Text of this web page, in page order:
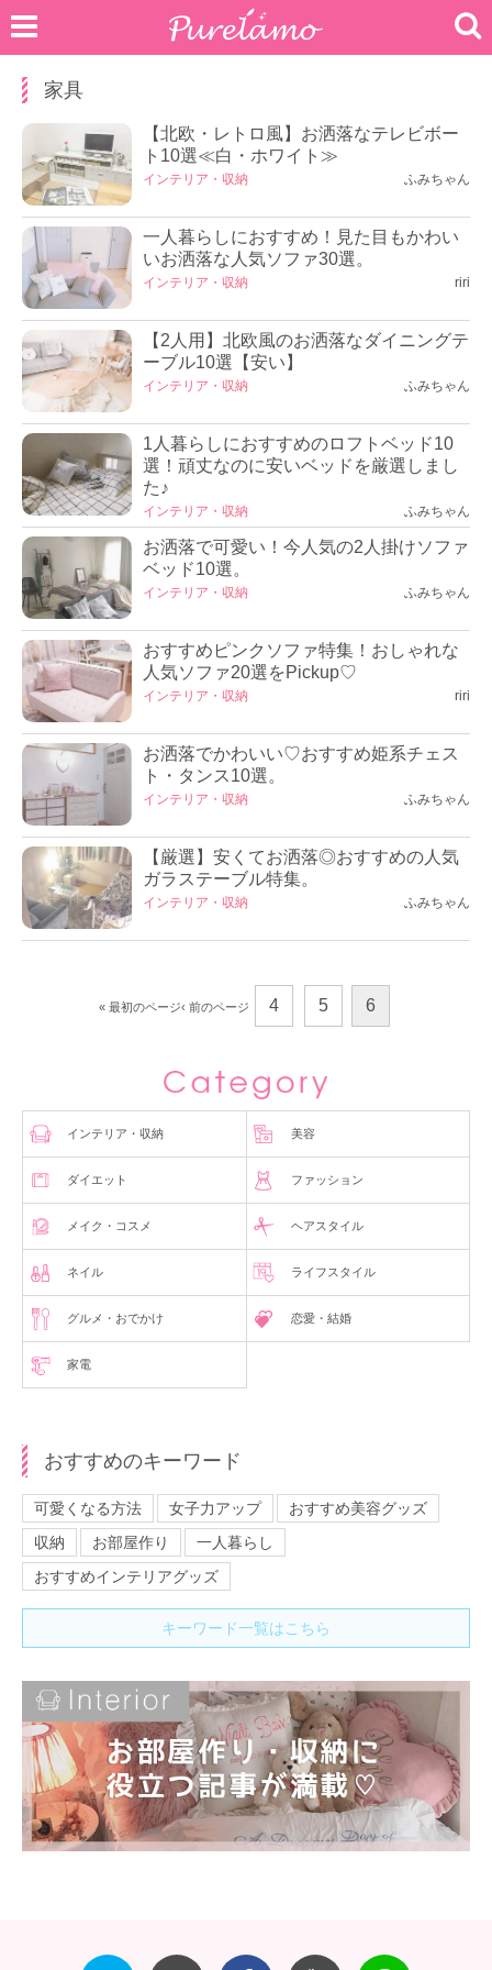
家具
【北欧・レトロ風】お洒落なテレビボー
ト10選≪白・ホワイト≫
インテリア・収納 ふみちゃん
一人暮らしにおすすめ！見た目もかわい
いお洒落な人気ソファ30選。
インテリア・収納 riri
【2人用】北欧風のお洒落なダイニングテ
ーブル10選【安い】
インテリア・収納 ふみちゃん
1人暮らしにおすすめのロフトベッド10
選！頑丈なのに安いベッドを厳選しまし
た♪
インテリア・収納 ふみちゃん
お洒落で可愛い！今人気の2人掛けソファ
ベッド10選。
インテリア・収納 ふみちゃん
おすすめピンクソファ特集！おしゃれな
人気ソファ20選をPickup♡
インテリア・収納 riri
お洒落でかわいい♡おすすめ姫系チェス
ト・タンス10選。
インテリア・収納 ふみちゃん
【厳選】安くてお洒落◎おすすめの人気
ガラステーブル特集。
インテリア・収納 ふみちゃん
« 最初のページ‹ 前のページ 4 5 6
インテリア・収納 美容
ダイエット ファッション
メイク・コスメ ヘアスタイル
ネイル ライフスタイル
グルメ・おでかけ 恋愛・結婚
家電
おすすめのキーワード
可愛くなる方法 女子力アップ
おすすめ美容グッズ
収納
お部屋作り
一人暮らし
おすすめインテリアグッズ
キーワード一覧はこちら